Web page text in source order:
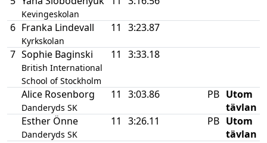
Kevingeskolan
6 Franka Lindevall
Kyrkskolan
11 3:23.87
7 Sophie Baginski
British International
School of Stockholm
11 3:33.18
Alice Rosenborg
Danderyds SK
11 3:03.86 PB Utom
tävlan
Esther Önne
Danderyds SK
11 3:26.11 PB Utom
tävlan